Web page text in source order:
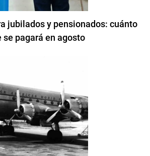
jubilados y pensionados: cuánto
se pagará en agosto